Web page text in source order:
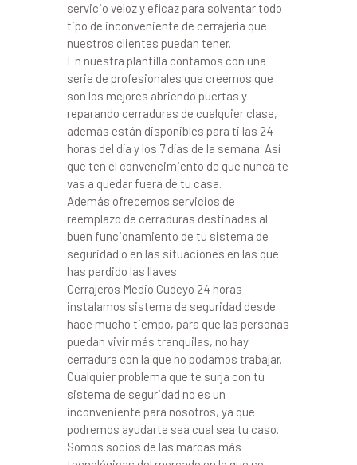
servicio veloz y eficaz para solventar todo
tipo de inconveniente de cerrajería que
nuestros clientes puedan tener.
En nuestra plantilla contamos con una
serie de profesionales que creemos que
son los mejores abriendo puertas y
reparando cerraduras de cualquier clase,
además están disponibles para ti las 24
horas del día y los 7 días de la semana. Así
que ten el convencimiento de que nunca te
vas a quedar fuera de tu casa.
Además ofrecemos servicios de
reemplazo de cerraduras destinadas al
buen funcionamiento de tu sistema de
seguridad o en las situaciones en las que
has perdido las llaves.
Cerrajeros Medio Cudeyo 24 horas
instalamos sistema de seguridad desde
hace mucho tiempo, para que las personas
puedan vivir más tranquilas, no hay
cerradura con la que no podamos trabajar.
Cualquier problema que te surja con tu
sistema de seguridad no es un
inconveniente para nosotros, ya que
podremos ayudarte sea cual sea tu caso.
Somos socios de las marcas más